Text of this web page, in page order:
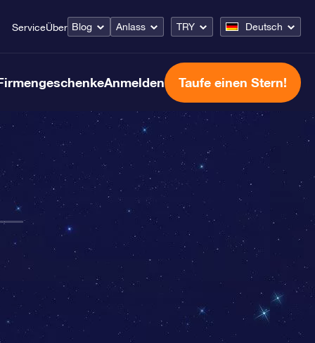
ServiceÜber Blog Anlass TRY Deutsch
Anmelden Taufe einen Stern!